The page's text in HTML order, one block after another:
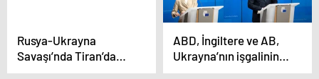
görüşmelerinde
ilerleme kaydedildi
Rusya-Ukrayna
Savaşı’nda Tiran’da
Rusya protesto edildi
ABD, İngiltere ve AB,
Ukrayna’nın işgalinin
ikinci yılında Rusya’ya